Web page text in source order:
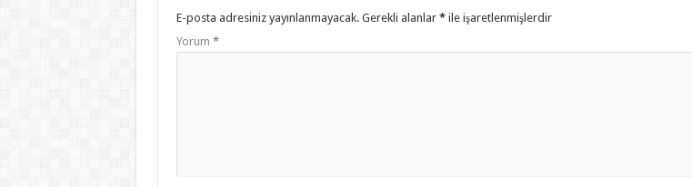
E-posta adresiniz yayınlanmayacak. Gerekli alanlar *ile işaretlenmişlerdir
Yorum *